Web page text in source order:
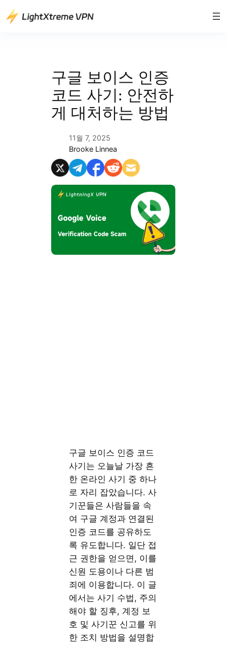
텐
구글 보이스 인증
코드 사기: 안전하
게 대처하는 방법
11월 7, 2025
Brooke Linnea
구글 보이스 인증 코드
사기는 오늘날 가장 흔
한 온라인 사기 중 하나
로 자리 잡았습니다. 사
기꾼들은 사람들을 속
여 구글 계정과 연결된
인증 코드를 공유하도
록 유도합니다. 일단 접
근 권한을 얻으면, 이를
신원 도용이나 다른 범
죄에 이용합니다. 이 글
에서는 사기 수법, 주의
해야 할 징후, 계정 보
호 및 사기꾼 신고를 위
한 조치 방법을 설명합